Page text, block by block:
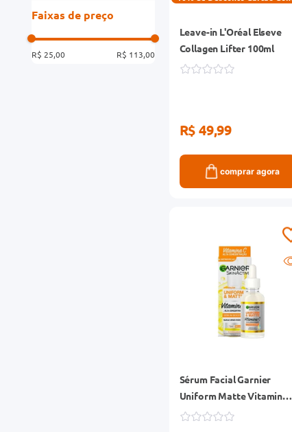
Faixas de preço
R$ 25,00 R$ 113,00
Leave-in L'Oréal Elseve
Collagen Lifter 100ml
R$ 49,99
comprar agora
Sérum Facial Garnier
Uniform Matte Vitamina
C 15ml